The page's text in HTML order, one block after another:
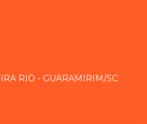
RIO - GUARAMIRIM/SC